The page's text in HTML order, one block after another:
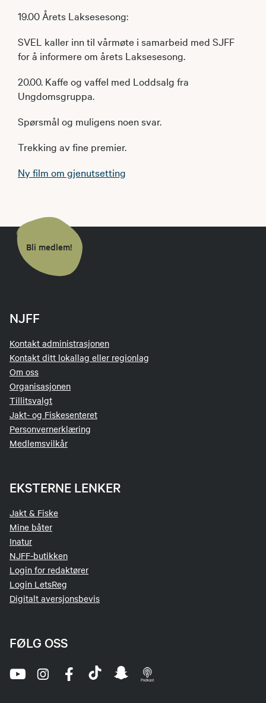
19.00 Årets Laksesesong:
SVEL kaller inn til vårmøte i samarbeid med SJFF
for å informere om årets Laksesesong.
20.00. Kaffe og vaffel med Loddsalg fra
Ungdomsgruppa.
Spørsmål og muligens noen svar.
Trekking av fine premier.
Ny film om gjenutsetting
Bli medlem!
NJFF
Kontakt administrasjonen
Kontakt ditt lokallag eller regionlag
Om oss
Organisasjonen
Tillitsvalgt
Jakt- og Fiskesenteret
Personvernerklæring
Medlemsvilkår
EKSTERNE LENKER
Jakt & Fiske
Mine båter
Inatur
NJFF-butikken
Login for redaktører
Login LetsReg
Digitalt aversjonsbevis
FØLG OSS